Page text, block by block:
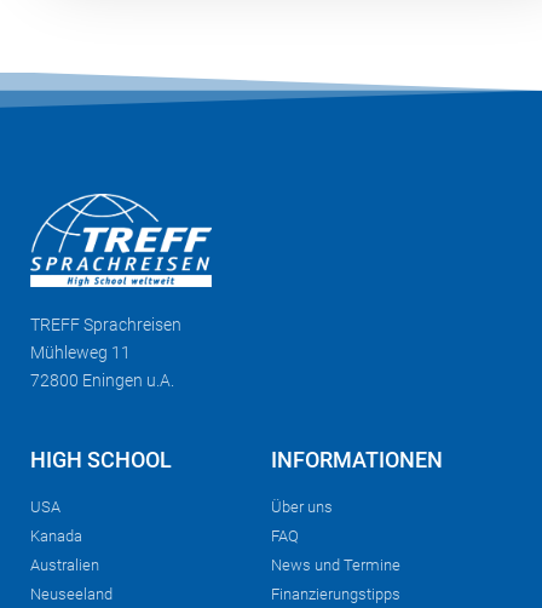
TREFFSprachreisen
Mühleweg 11
72800 Eningen u.A.
HIGH SCHOOL
USA
Kanada
Australien
Neuseeland
INFORMATIONEN
Über uns
FAQ
News und Termine
Finanzierungstipps